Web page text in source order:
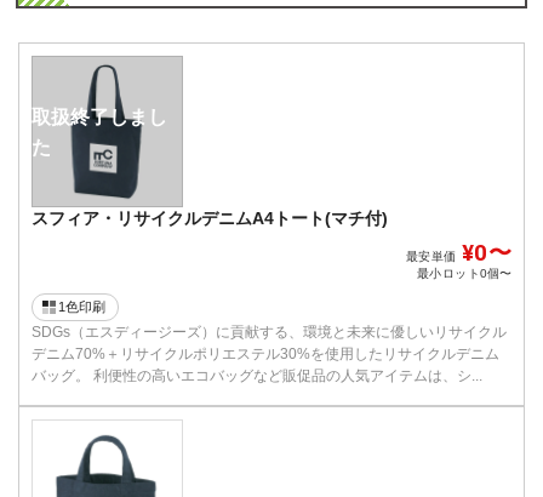
取扱終了しまし
た
スフィア・リサイクルデニムA4トート(マチ付)
最安単価 ¥0〜
最小ロット0個〜
1色印刷
SDGs（エスディージーズ）に貢献する、環境と未来に優しいリサイクル
デニム70%＋リサイクルポリエステル30%を使用したリサイクルデニム
バッグ。 利便性の高いエコバッグなど販促品の人気アイテムは、シ...